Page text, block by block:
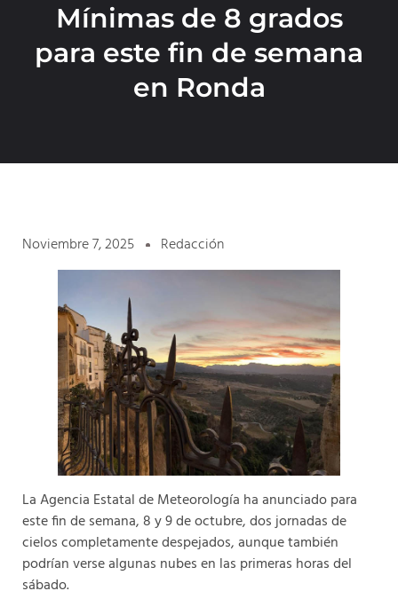
Mínimas de 8 grados
para este fin de semana
en Ronda
Noviembre 7, 2025 Redacción
La Agencia Estatal de Meteorología ha anunciado para
este fin de semana, 8 y 9 de octubre, dos jornadas de
cielos completamente despejados, aunque también
podrían verse algunas nubes en las primeras horas del
sábado.